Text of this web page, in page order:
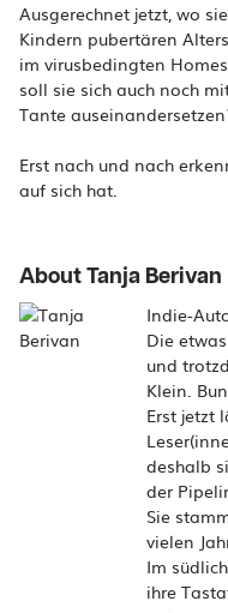
Ausgerechnet jetzt, wo
Kindern pubertären Alters
im virusbedingten
soll sie sich auch noch
Tante
Erst nach und nach
auf sich hat.
About Tanja Berivan
Indie-
Die
und
Klein.
Erst jetzt
deshalb
der
Sie
vielen
Im
ihre